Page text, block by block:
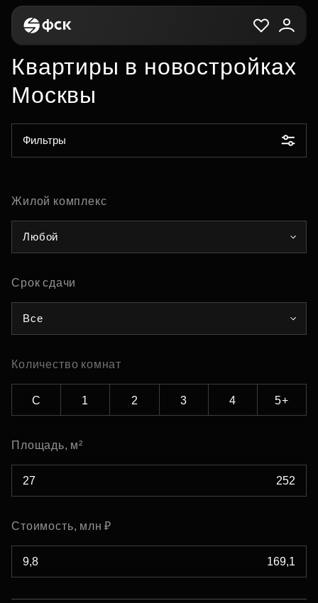
Квартиры в новостройках
Москвы
Фильтры
Жилой комплекс
Любой
Срок сдачи
Все
Количество комнат
С 1 2 3 4 5+
Площадь, м²
Стоимость, млн ₽